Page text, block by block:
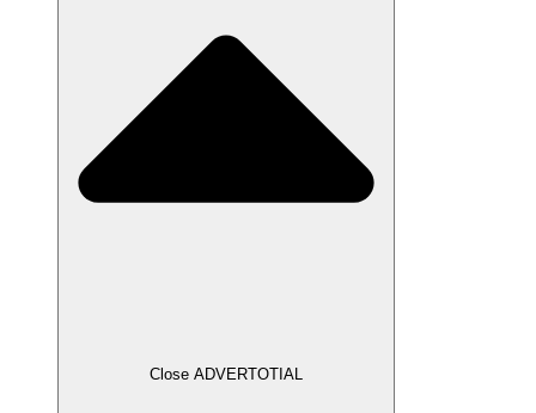
Close ADVERTOTIAL